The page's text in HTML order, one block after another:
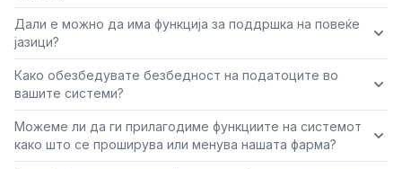
Дали е можно да има функција за поддршка на повеќе
јазици?
Како обезбедувате безбедност на податоците во
вашите системи?
Можеме ли да ги прилагодиме функциите на системот
како што се проширува или менува нашата фарма?